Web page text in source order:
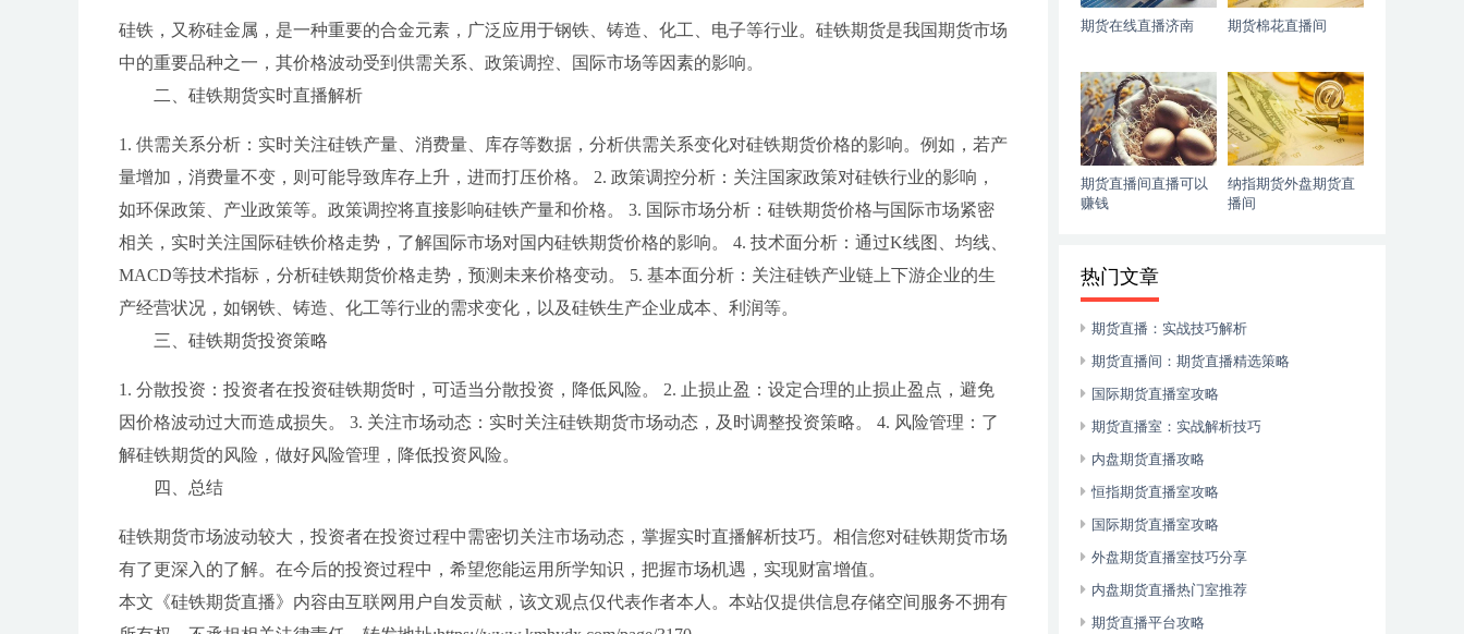
硅铁，又称硅金属，是一种重要的合金元素，广泛应用于钢铁、铸造、化工、电子等行业。硅铁期货是我国期货市场
中的重要品种之一，其价格波动受到供需关系、政策调控、国际市场等因素的影响。
二、硅铁期货实时直播解析
1. 供需关系分析：实时关注硅铁产量、消费量、库存等数据，分析供需关系变化对硅铁期货价格的影响。例如，若产
量增加，消费量不变，则可能导致库存上升，进而打压价格。 2. 政策调控分析：关注国家政策对硅铁行业的影响，
如环保政策、产业政策等。政策调控将直接影响硅铁产量和价格。 3. 国际市场分析：硅铁期货价格与国际市场紧密
相关，实时关注国际硅铁价格走势，了解国际市场对国内硅铁期货价格的影响。 4. 技术面分析：通过K线图、均线、
MACD等技术指标，分析硅铁期货价格走势，预测未来价格变动。 5. 基本面分析：关注硅铁产业链上下游企业的生
产经营状况，如钢铁、铸造、化工等行业的需求变化，以及硅铁生产企业成本、利润等。
三、硅铁期货投资策略
1. 分散投资：投资者在投资硅铁期货时，可适当分散投资，降低风险。 2. 止损止盈：设定合理的止损止盈点，避免
因价格波动过大而造成损失。 3. 关注市场动态：实时关注硅铁期货市场动态，及时调整投资策略。 4. 风险管理：了
解硅铁期货的风险，做好风险管理，降低投资风险。
四、总结
硅铁期货市场波动较大，投资者在投资过程中需密切关注市场动态，掌握实时直播解析技巧。相信您对硅铁期货市场
有了更深入的了解。在今后的投资过程中，希望您能运用所学知识，把握市场机遇，实现财富增值。
本文《硅铁期货直播》内容由互联网用户自发贡献，该文观点仅代表作者本人。本站仅提供信息存储空间服务不拥有
期货在线直播济南 期货棉花直播间
期货直播间直播可以
赚钱
纳指期货外盘期货直
播间
热门文章
期货直播：实战技巧解析
期货直播间：期货直播精选策略
国际期货直播室攻略
期货直播室：实战解析技巧
内盘期货直播攻略
恒指期货直播室攻略
国际期货直播室攻略
外盘期货直播室技巧分享
内盘期货直播热门室推荐
期货直播平台攻略